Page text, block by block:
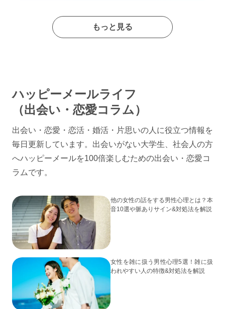
もっと見る
ハッピーメールライフ
（出会い・恋愛コラム）
出会い・恋愛・恋活・婚活・片思いの人に役立つ情報を
毎日更新しています。出会いがない大学生、社会人の方
へハッピーメールを100倍楽しむための出会い・恋愛コ
ラムです。
他の女性の話をする男性心理とは？本
音10選や脈ありサイン&対処法を解説
女性を雑に扱う男性心理5選！雑に扱
われやすい人の特徴&対処法を解説